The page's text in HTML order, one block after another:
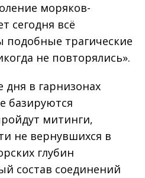
моряков-
сегодня всё
подобные трагические
не повторялись».
дня в гарнизонах
базируются
митинги,
не вернувшихся в
глубин
состав соединений